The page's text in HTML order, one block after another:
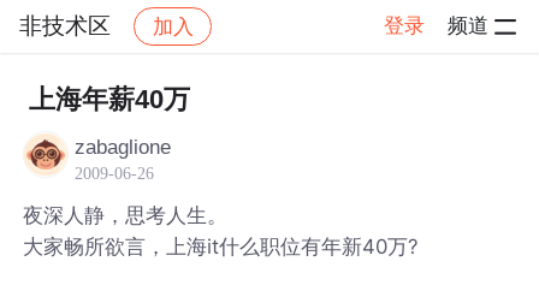
非技术区 加入 登录 频道
社区 非技术区
上海年薪40万
zabaglione
2009-06-26
夜深人静，思考人生。
大家畅所欲言，上海it什么职位有年新40万?